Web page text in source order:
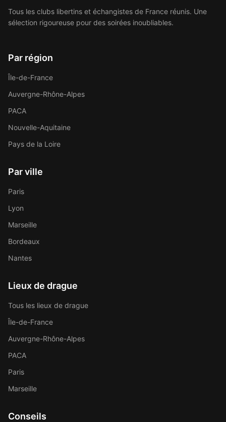
Tous les clubs libertins et échangistes de France réunis. Une
sélection rigoureuse pour des soirées inoubliables.
Par région
Île-de-France
Auvergne-Rhône-Alpes
PACA
Nouvelle-Aquitaine
Pays de la Loire
Par ville
Paris
Lyon
Marseille
Bordeaux
Nantes
Lieux de drague
Tous les lieux de drague
Île-de-France
Auvergne-Rhône-Alpes
PACA
Paris
Marseille
Conseils